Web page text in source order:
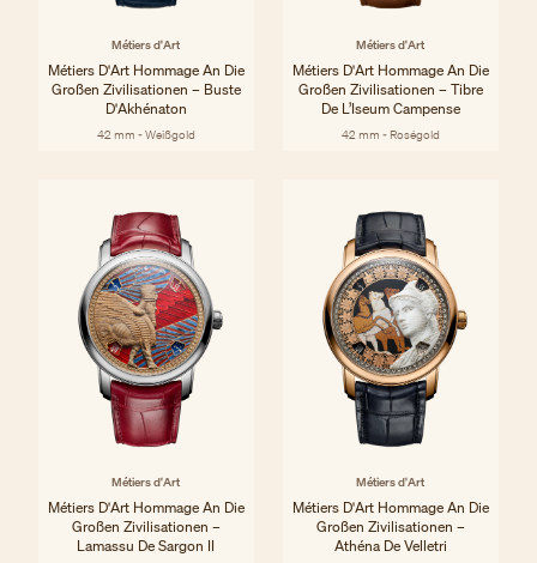
Métiers d'Art
Métiers D'Art Hommage An Die
Großen Zivilisationen – Buste
D'Akhénaton
42 mm - Weißgold
Métiers d'Art
Métiers D'Art Hommage An Die
Großen Zivilisationen – Tibre
De L’Iseum Campense
42 mm - Roségold
Métiers d'Art
Métiers D'Art Hommage An Die
Großen Zivilisationen –
Lamassu De Sargon II
Métiers d'Art
Métiers D'Art Hommage An Die
Großen Zivilisationen –
Athéna De Velletri